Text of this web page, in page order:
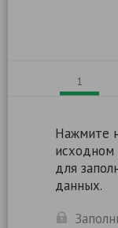
1
Нажмите
исходном
для
данных.